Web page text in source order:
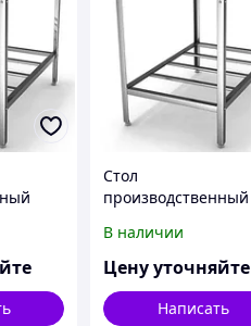
Стол
производственный
без полки ASKitchen
ASKO-4/7Б
В наличии
Цену уточняйте
Написать